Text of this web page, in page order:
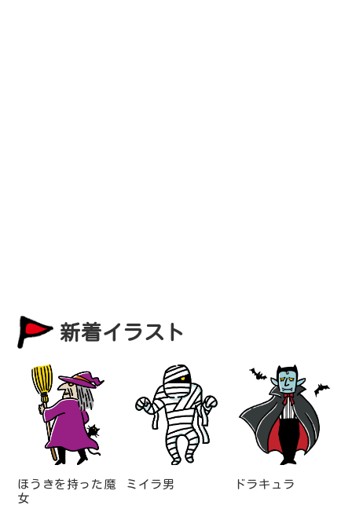
新着イラスト
ほうきを持った魔
女
ミイラ男 ドラキュラ